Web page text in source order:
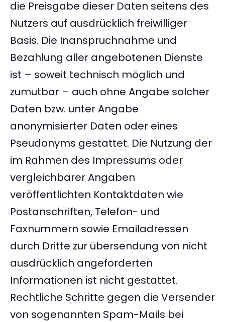
die Preisgabe dieser Daten seitens des
Nutzers auf ausdrücklich freiwilliger
Basis. Die Inanspruchnahme und
Bezahlung aller angebotenen Dienste
ist – soweit technisch möglich und
zumutbar – auch ohne Angabe solcher
Daten bzw. unter Angabe
anonymisierter Daten oder eines
Pseudonyms gestattet. Die Nutzung der
im Rahmen des Impressums oder
vergleichbarer Angaben
veröffentlichten Kontaktdaten wie
Postanschriften, Telefon- und
Faxnummern sowie Emailadressen
durch Dritte zur übersendung von nicht
ausdrücklich angeforderten
Informationen ist nicht gestattet.
Rechtliche Schritte gegen die Versender
von sogenannten Spam-Mails bei